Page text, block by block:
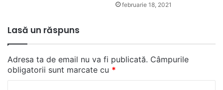
februarie 18, 2021
Lasă un răspuns
Adresa ta de email nu va fi publicată. Câmpurile
obligatorii sunt marcate cu *